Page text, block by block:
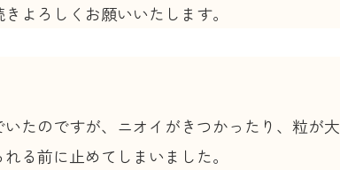
よろしくお願いいたします。
たのですが、ニオイがきつかったり、粒が大
る前に止めてしまいました。